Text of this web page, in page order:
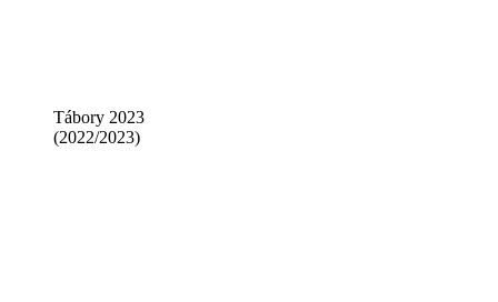
Tábory 2023
(2022/2023)